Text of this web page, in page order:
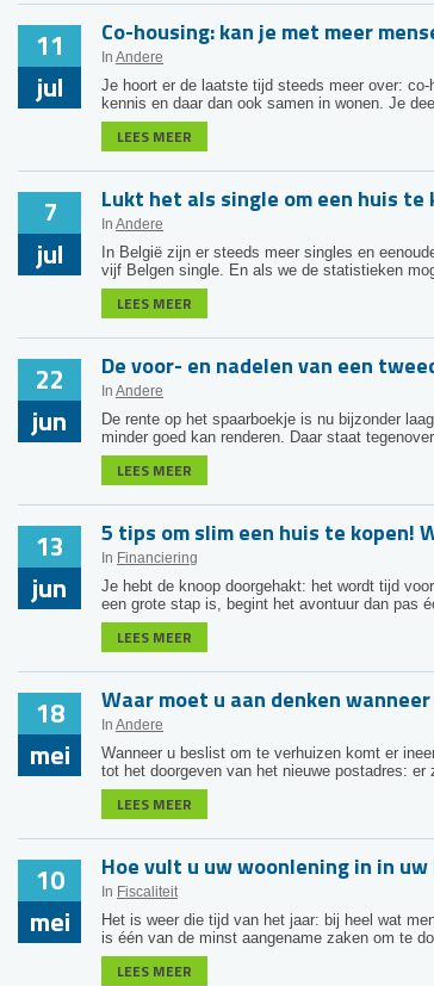
11
jul
Co-housing: kan je met meer
In Andere
Je hoort er de laatste tijd steeds meer over:
kennis en daar dan ook samen in wonen. Je
LEES MEER
7
jul
Lukt het als single om een huis te
In Andere
In België zijn er steeds meer singles en
vijf Belgen single. En als we de statistieken
LEES MEER
22
jun
De voor- en nadelen van een
In Andere
De rente op het spaarboekje is nu bijzonder
minder goed kan renderen. Daar staat
LEES MEER
13
jun
5 tips om slim een huis te kopen!
In Financiering
Je hebt de knoop doorgehakt: het wordt tijd
een grote stap is, begint het avontuur dan pas
LEES MEER
18
mei
Waar moet u aan denken
In Andere
Wanneer u beslist om te verhuizen komt er
tot het doorgeven van het nieuwe postadres: er
LEES MEER
10
mei
Hoe vult u uw woonlening in in
In Fiscaliteit
Het is weer die tijd van het jaar: bij heel wat
is één van de minst aangename zaken om te
LEES MEER